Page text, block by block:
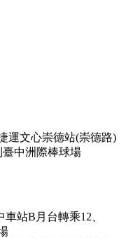
運文心崇德站(崇德路)
臺中洲際棒球場
站B月台轉乘12、